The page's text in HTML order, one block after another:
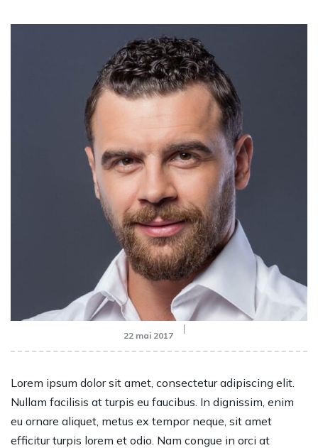
22 mai 2017
Lorem ipsum dolor sit amet, consectetur adipiscing elit.
Nullam facilisis at turpis eu faucibus. In dignissim, enim
eu ornare aliquet, metus ex tempor neque, sit amet
efficitur turpis lorem et odio. Nam congue in orci at